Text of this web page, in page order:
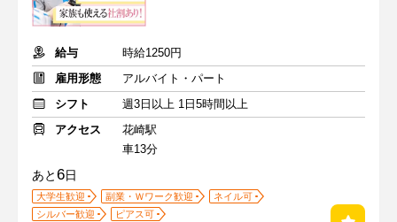
給与
時給1250円
雇用形態
アルバイト・パート
シフト
週3日以上 1日5時間以上
アクセス
花崎駅
車13分
あと6日
大学生歓迎 副業・Ｗワーク歓迎
ネイル可
シルバー歓迎
ピアス可